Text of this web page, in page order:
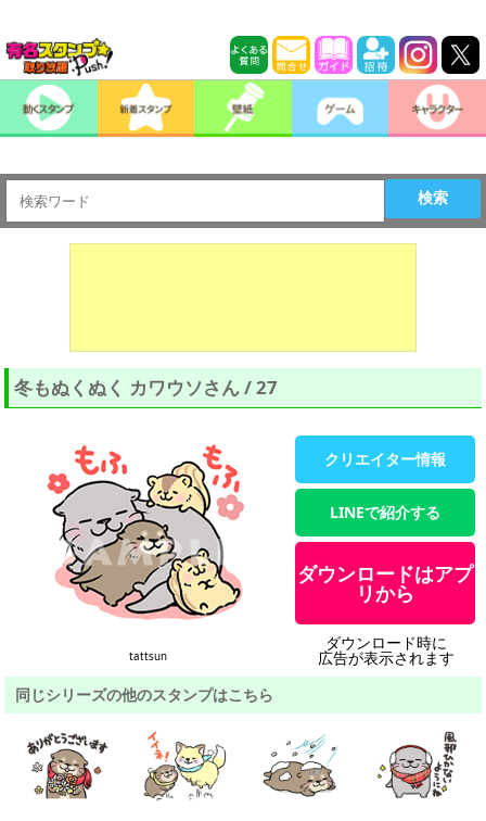
検索
冬もぬくぬく カワウソさん / 27
tattsun
クリエイター情報
LINEで紹介する
ダウンロードはアプ
リから
ダウンロード時に
広告が表示されます
同じシリーズの他のスタンプはこちら